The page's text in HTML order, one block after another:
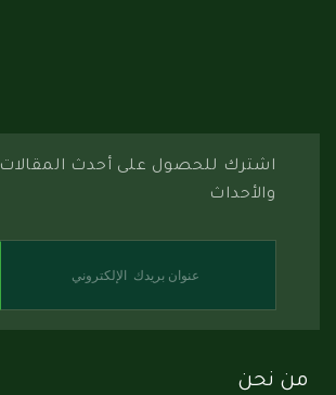
اشترك للحصول على أحدث المقالات
والأحداث
من نحن